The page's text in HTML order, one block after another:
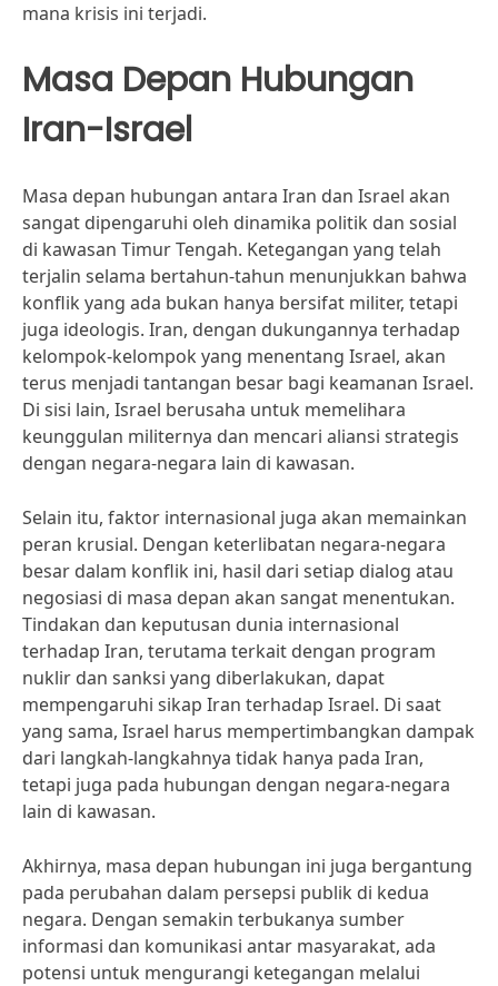
mana krisis ini terjadi.
Masa Depan Hubungan
Iran-Israel
Masa depan hubungan antara Iran dan Israel akan
sangat dipengaruhi oleh dinamika politik dan sosial
di kawasan Timur Tengah. Ketegangan yang telah
terjalin selama bertahun-tahun menunjukkan bahwa
konflik yang ada bukan hanya bersifat militer, tetapi
juga ideologis. Iran, dengan dukungannya terhadap
kelompok-kelompok yang menentang Israel, akan
terus menjadi tantangan besar bagi keamanan Israel.
Di sisi lain, Israel berusaha untuk memelihara
keunggulan militernya dan mencari aliansi strategis
dengan negara-negara lain di kawasan.
Selain itu, faktor internasional juga akan memainkan
peran krusial. Dengan keterlibatan negara-negara
besar dalam konflik ini, hasil dari setiap dialog atau
negosiasi di masa depan akan sangat menentukan.
Tindakan dan keputusan dunia internasional
terhadap Iran, terutama terkait dengan program
nuklir dan sanksi yang diberlakukan, dapat
mempengaruhi sikap Iran terhadap Israel. Di saat
yang sama, Israel harus mempertimbangkan dampak
dari langkah-langkahnya tidak hanya pada Iran,
tetapi juga pada hubungan dengan negara-negara
lain di kawasan.
Akhirnya, masa depan hubungan ini juga bergantung
pada perubahan dalam persepsi publik di kedua
negara. Dengan semakin terbukanya sumber
informasi dan komunikasi antar masyarakat, ada
potensi untuk mengurangi ketegangan melalui